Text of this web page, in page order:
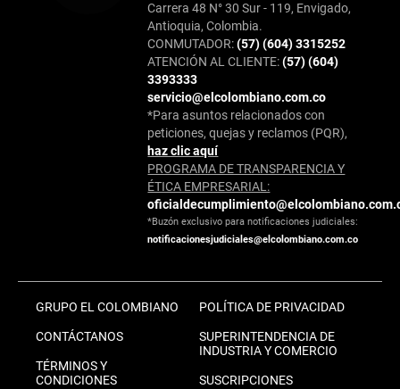
Carrera 48 N° 30 Sur - 119, Envigado,
Antioquia, Colombia.
CONMUTADOR:(57) (604) 3315252
ATENCIÓN AL CLIENTE:(57) (604)
3393333
servicio@elcolombiano.com.co
*Para asuntos relacionados con
peticiones, quejas y reclamos (PQR),
haz clic aquí
PROGRAMA DE TRANSPARENCIA Y
ÉTICA EMPRESARIAL:
*Buzón exclusivo para notificaciones judiciales:
notificacionesjudiciales@elcolombiano.com.co
GRUPO EL COLOMBIANO
CONTÁCTANOS
TÉRMINOS Y
CONDICIONES
POLÍTICA DE PRIVACIDAD
SUPERINTENDENCIA DE
INDUSTRIA Y COMERCIO
SUSCRIPCIONES